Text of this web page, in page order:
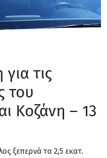
τις
του
Κοζάνη – 13
ξεπερνά τα 2,5 εκατ.